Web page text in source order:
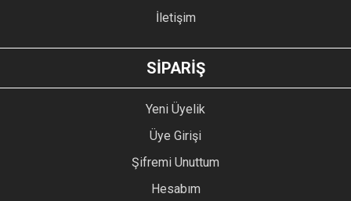
GÖNDER
İletişim
SİPARİŞ
Yeni Üyelik
Üye Girişi
Şifremi Unuttum
Hesabım